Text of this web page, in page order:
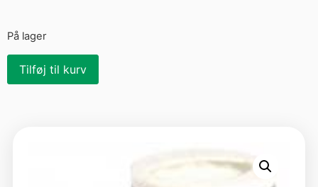
På lager
Tilføj til kurv